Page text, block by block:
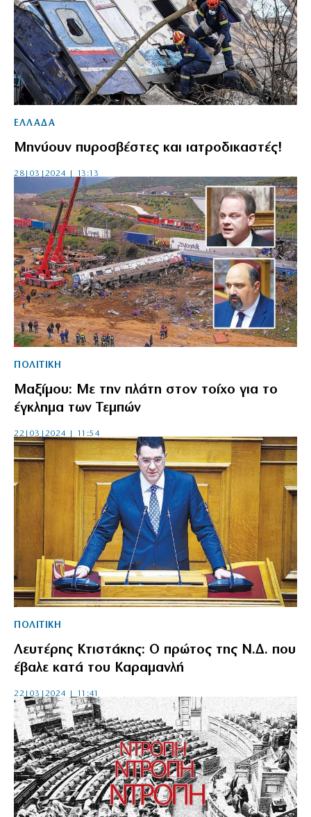
ΕΛΛΑΔΑ
Μηνύουν πυροσβέστες και ιατροδικαστές!
28|03|2024 | 13:13
ΠΟΛΙΤΙΚΗ
Μαξίμου: Με την πλάτη στον τοίχο για το
έγκλημα των Τεμπών
22|03|2024 | 11:54
ΠΟΛΙΤΙΚΗ
Λευτέρης Κτιστάκης: Ο πρώτος της Ν.Δ. που
έβαλε κατά του Καραμανλή
22|03|2024 | 11:41